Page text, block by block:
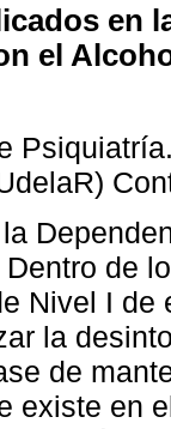
en
el
de
Nivel I de
la
de
existe en